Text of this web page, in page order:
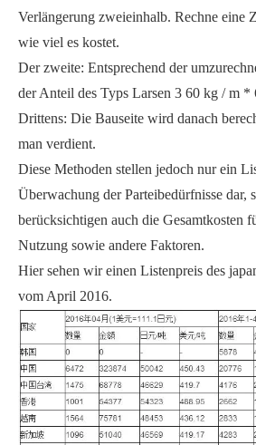
Verlängerung zweieinhalb. Rechne eine
wie viel es kostet.
Der zweite: Entsprechend der
der Anteil des Typs Larsen 3 60 kg / m *
Drittens: Die Bauseite wird danach
man verdient.
Diese Methoden stellen jedoch nur ein
Überwachung der Parteibedürfnisse dar,
berücksichtigen auch die Gesamtkosten
Nutzung sowie andere Faktoren.
Hier sehen wir einen Listenpreis des
vom April 2016.